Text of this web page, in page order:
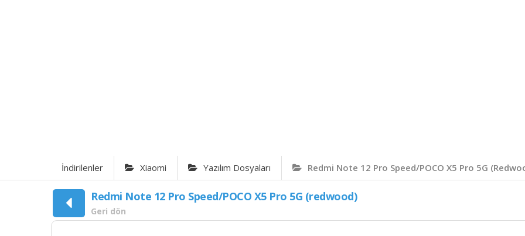
İndirilenler Xiaomi Yazılım Dosyaları Redmi Note 12 Pro Speed/POCO X5 Pro 5G
Redmi Note 12 Pro Speed/POCO X5 Pro 5G (redwood)
Geri dön